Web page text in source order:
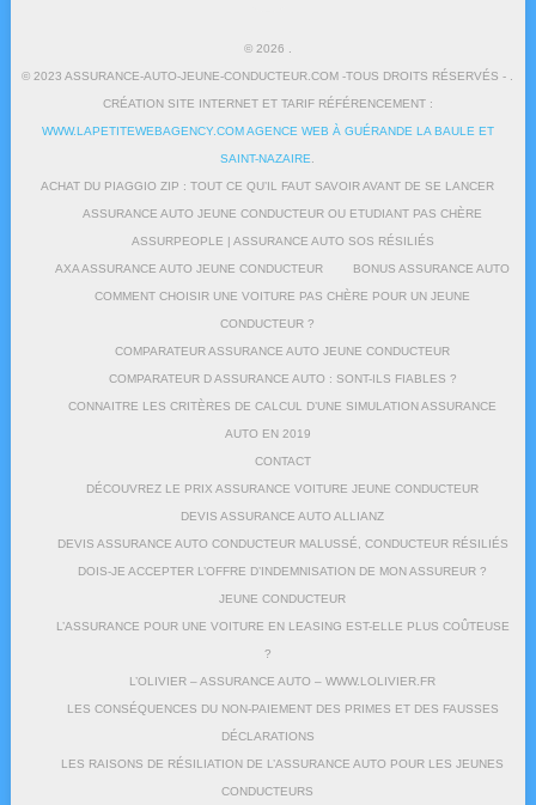
© 2026
© 2023 ASSURANCE-AUTO-JEUNE-CONDUCTEUR.COM -TOUS DROITS RÉSERVÉS - .
CRÉATION SITE INTERNET ET TARIF RÉFÉRENCEMENT :
WWW.LAPETITEWEBAGENCY.COM AGENCE WEB À GUÉRANDE LA BAULE ET
SAINT-NAZAIRE
ACHAT DU PIAGGIO ZIP : TOUT CE QU’IL FAUT SAVOIR AVANT DE SE LANCER
ASSURANCE AUTO JEUNE CONDUCTEUR OU ETUDIANT PAS CHÈRE
ASSURPEOPLE | ASSURANCE AUTO SOS RÉSILIÉS
AXA ASSURANCE AUTO JEUNE CONDUCTEUR BONUS ASSURANCE AUTO
COMMENT CHOISIR UNE VOITURE PAS CHÈRE POUR UN JEUNE
CONDUCTEUR ?
COMPARATEUR ASSURANCE AUTO JEUNE CONDUCTEUR
COMPARATEUR D ASSURANCE AUTO : SONT-ILS FIABLES ?
CONNAITRE LES CRITÈRES DE CALCUL D’UNE SIMULATION ASSURANCE
AUTO EN 2019
CONTACT
DÉCOUVREZ LE PRIX ASSURANCE VOITURE JEUNE CONDUCTEUR
DEVIS ASSURANCE AUTO ALLIANZ
DEVIS ASSURANCE AUTO CONDUCTEUR MALUSSÉ, CONDUCTEUR RÉSILIÉS
DOIS-JE ACCEPTER L’OFFRE D’INDEMNISATION DE MON ASSUREUR ?
JEUNE CONDUCTEUR
L’ASSURANCE POUR UNE VOITURE EN LEASING EST-ELLE PLUS COÛTEUSE
?
L’OLIVIER – ASSURANCE AUTO – WWW.LOLIVIER.FR
LES CONSÉQUENCES DU NON-PAIEMENT DES PRIMES ET DES FAUSSES
DÉCLARATIONS
LES RAISONS DE RÉSILIATION DE L’ASSURANCE AUTO POUR LES JEUNES
CONDUCTEURS